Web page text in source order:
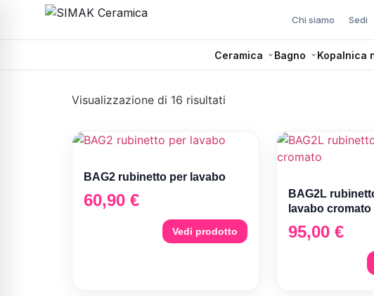
Chi siamo Sedi
Ceramica Bagno Kopalnica
Visualizzazione di 16 risultati
BAG2 rubinetto per lavabo
60,90 €
Vedi prodotto
BAG2L
lavabo cromato
95,00 €